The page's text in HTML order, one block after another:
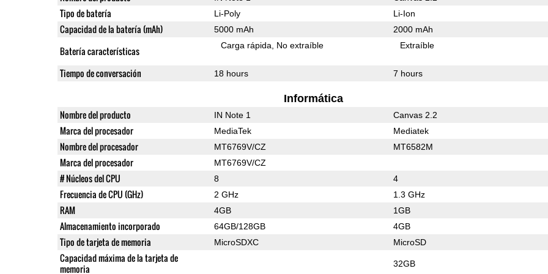
Tipo de batería Li-Poly Li-Ion
Capacidad de la batería (mAh) 5000 mAh 2000 mAh
Batería características Carga rápida No extraíble Extraíble
Tiempo de conversación 18 hours 7 hours
Informática
Nombre del producto IN Note 1 Canvas 2.2
Marca del procesador MediaTek Mediatek
Nombre del procesador MT6769V/CZ MT6582M
Marca del procesador MT6769V/CZ
# Núcleos del CPU 8 4
Frecuencia de CPU (GHz) 2 GHz 1.3 GHz
RAM 4GB 1GB
Almacenamiento incorporado 64GB/128GB 4GB
Tipo de tarjeta de memoria MicroSDXC MicroSD
Capacidad máxima de la tarjeta de
memoria
32GB